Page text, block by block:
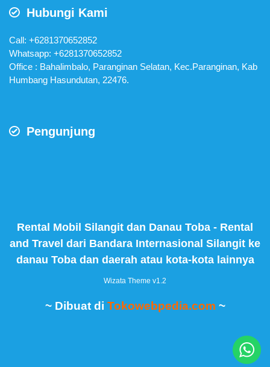
Hubungi Kami
Call: +6281370652852
Whatsapp: +6281370652852
Office : Bahalimbalo, Paranginan Selatan, Kec.Paranginan, Kab
Humbang Hasundutan, 22476.
Pengunjung
Rental Mobil Silangit dan Danau Toba - Rental
and Travel dari Bandara Internasional Silangit ke
danau Toba dan daerah atau kota-kota lainnya
Wizata Theme v1.2
~ Dibuat di Tokowebpedia.com ~